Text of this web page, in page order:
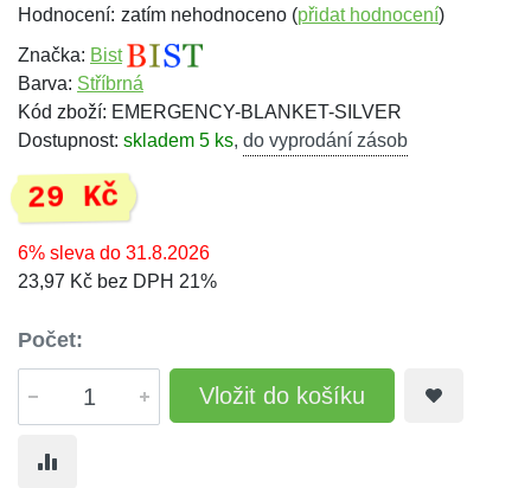
Hodnocení: zatím nehodnoceno (přidat hodnocení)
Značka: Bist
Barva: Stříbrná
Kód zboží: EMERGENCY-BLANKET-SILVER
Dostupnost: skladem 5 ks, do vyprodání zásob
29 Kč
6% sleva do 31.8.2026
23,97 Kč bez DPH 21%
Počet:
Vložit do košíku